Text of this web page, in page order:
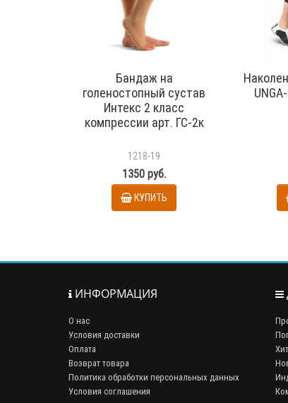
Бандаж на
голеностопный сустав
Интекс 2 класс
компрессии арт. ГС-2к
1218-19
1350 руб.
КУПИТЬ
ИНФОРМАЦИЯ
О нас
Условия доставки
Оплата
Возврат товара
Политика обработки персональных данных
Условия соглашения